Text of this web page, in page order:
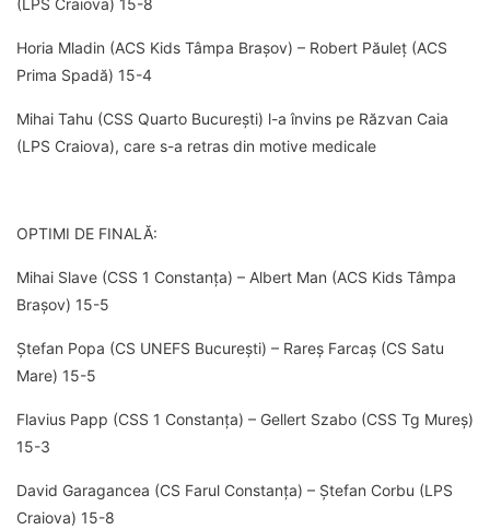
Horia Mladin (ACS Kids Tâmpa Brașov) – Robert Păuleț (ACS
Prima Spadă) 15-4
Mihai Tahu (CSS Quarto București) l-a învins pe Răzvan Caia
(LPS Craiova), care s-a retras din motive medicale
OPTIMI DE FINALĂ:
Mihai Slave (CSS 1 Constanța) – Albert Man (ACS Kids Tâmpa
Brașov) 15-5
Ștefan Popa (CS UNEFS București) – Rareș Farcaș (CS Satu
Mare) 15-5
Flavius Papp (CSS 1 Constanța) – Gellert Szabo (CSS Tg Mureș)
15-3
David Garagancea (CS Farul Constanța) – Ștefan Corbu (LPS
Craiova) 15-8